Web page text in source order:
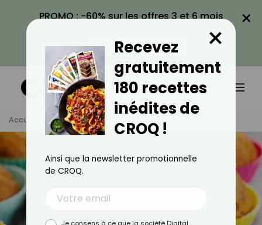
PROMO : -60% sur les offres 3 et 6 mois
VOIR LA PROMO
×
Accueil Tag Muffin
Recevez
gratuitement
180 recettes
inédites de
CROQ !
×
Ainsi que la newsletter promotionnelle
de CROQ.